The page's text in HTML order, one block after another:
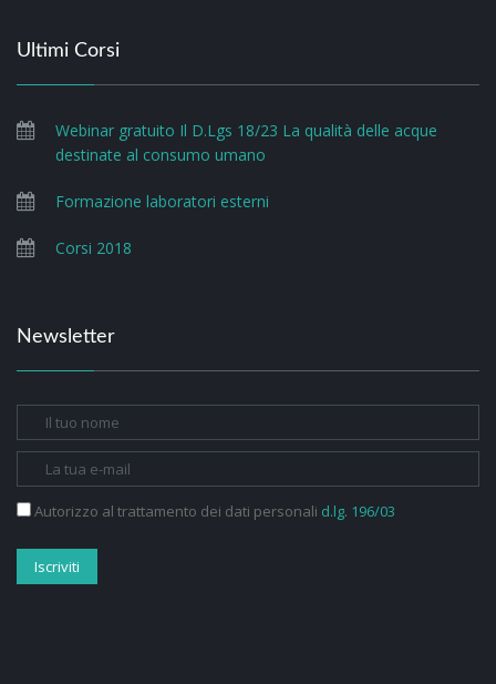
Ultimi Corsi
Webinar gratuito Il D.Lgs 18/23 La qualità delle acque
destinate al consumo umano
Formazione laboratori esterni
Corsi 2018
Newsletter
Autorizzo al trattamento dei dati personali d.lg. 196/03